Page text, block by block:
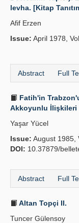
levha. [Kitap
Afif Erzen
Issue: April 1978,
Abstract Full
Fatih'in
Akkoyunlu İlişkileri
Yaşar Yücel
Issue: August 1985,
DOI: 10.37879/
Abstract Full
Altan Topçi II.
Tuncer Gülensoy